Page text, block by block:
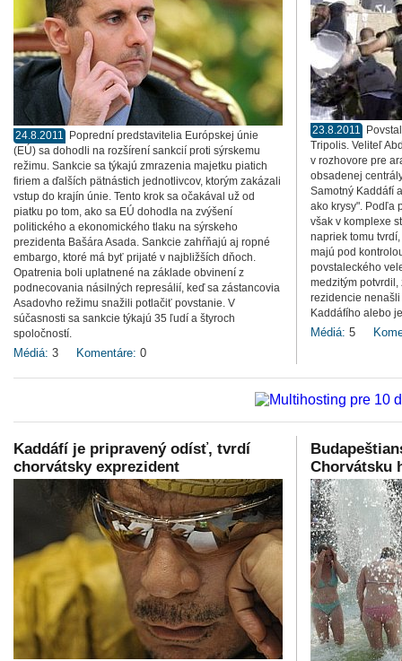
24.8.2011
Poprední predstavitelia Európskej únie
(EÚ) sa dohodli na rozšírení sankcií proti sýrskemu
režimu. Sankcie sa týkajú zmrazenia majetku piatich
firiem a ďalších pätnástich jednotlivcov, ktorým zakázali
vstup do krajín únie. Tento krok sa očakával už od
piatku po tom, ako sa EÚ dohodla na zvýšení
politického a ekonomického tlaku na sýrskeho
prezidenta Bašára Asada. Sankcie zahŕňajú aj ropné
embargo, ktoré má byť prijaté v najbližších dňoch.
Opatrenia boli uplatnené na základe obvinení z
podnecovania násilných represálií, keď sa zástancovia
Asadovho režimu snažili potlačiť povstanie. V
súčasnosti sa sankcie týkajú 35 ľudí a štyroch
spoločností.
Médiá: 3 Komentáre: 0
23.8.2011
Tripolis. Veliteľ
v rozhovore pre
obsadenej
Samotný Kaddáfí
ako krysy". Podľa
však v komplexe
napriek tomu
majú pod
povstaleckého
medzitým
rezidencie
Kaddáfího alebo
Médiá: 5
Kaddáfí je pripravený odísť, tvrdí
chorvátsky exprezident
Chorvátsku